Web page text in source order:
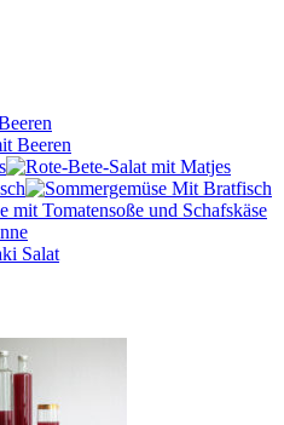
mit Tomatensoße und Schafskäse